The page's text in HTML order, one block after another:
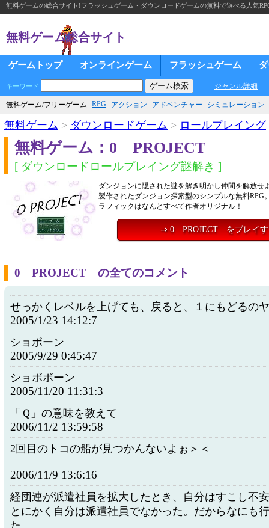
無料ゲームの総合サイト!フラッシュゲーム・ダウンロードゲームの無料で遊べる人気
無料ゲーム総合サイト
ゲームトップ オンラインゲーム フラッシュゲーム
キーワード ジャンル詳細
無料ゲーム/フリーゲーム RPG アクション アドベンチャー シミュレーション
無料ゲーム > ダウンロードゲーム > ロールプレイング
無料ゲーム：0 PROJECT
[ ダウンロードロールプレイング謎解き ]
ダンジョンに隠された謎を解き明かし仲間を解放せ
製作されたダンジョン探索型のシンプルな無料RPG
ラフィックはなんとすべて作者オリジナル！
⇒ 0 PROJECT をプレイ
0 PROJECT の全てのコメント
せっかくレベルを上げても、戻ると、１にもどるの
2005/1/23 14:12:7
ショボーン
2005/9/29 0:45:47
ショボボーン
2005/11/20 11:31:3
「Ｑ」の意味を教えて
2006/11/2 13:59:58
2回目のトコの船が見つかんないよぉ＞＜
2006/11/9 13:6:16
経団連が派遣社員を拡大したとき、自分はすこし不
とにかく自分は派遣社員でなかった。だからなにも
た。